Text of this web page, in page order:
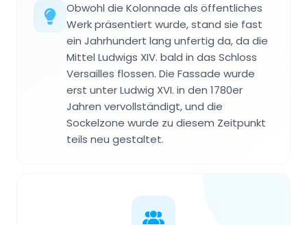
Obwohl die Kolonnade als öffentliches
Werk präsentiert wurde, stand sie fast
ein Jahrhundert lang unfertig da, da die
Mittel Ludwigs XIV. bald in das Schloss
Versailles flossen. Die Fassade wurde
erst unter Ludwig XVI. in den 1780er
Jahren vervollständigt, und die
Sockelzone wurde zu diesem Zeitpunkt
teils neu gestaltet.